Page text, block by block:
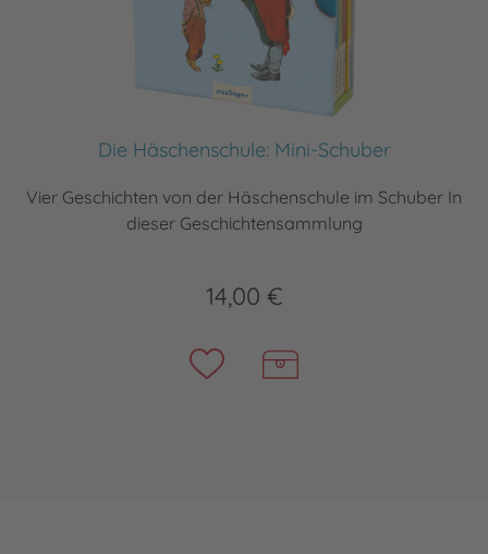
Die Häschenschule: Mini-Schuber
Vier Geschichten von der Häschenschule im Schuber In
dieser Geschichtensammlung
14,00 €